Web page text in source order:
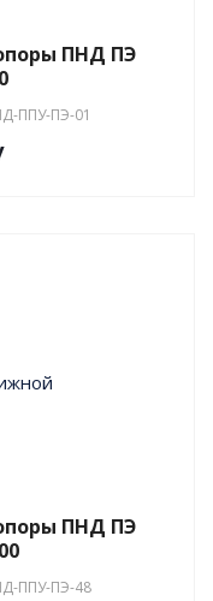
ПНД ПЭ
ППУ-ПЭ-01
ПНД ПЭ
ППУ-ПЭ-48